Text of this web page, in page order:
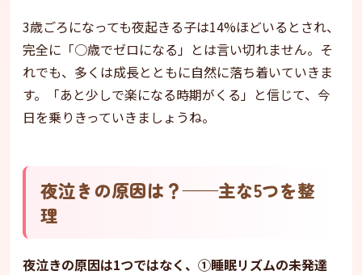
3歳ごろになっても夜起きる子は14%ほどいるとされ、
完全に「○歳でゼロになる」とは言い切れません。そ
れでも、多くは成長とともに自然に落ち着いていきま
す。「あと少しで楽になる時期がくる」と信じて、今
日を乗りきっていきましょうね。
夜泣きの原因は？——主な5つを整
理
夜泣きの原因は1つではなく、①睡眠リズムの未発達